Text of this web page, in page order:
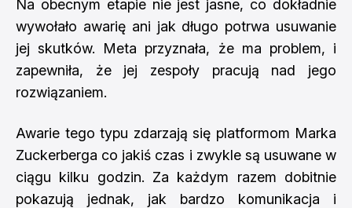
Na obecnym etapie nie jest jasne, co dokładnie
wywołało awarię ani jak długo potrwa usuwanie
jej skutków. Meta przyznała, że ma problem, i
zapewniła, że jej zespoły pracują nad jego
rozwiązaniem.
Awarie tego typu zdarzają się platformom Marka
Zuckerberga co jakiś czas i zwykle są usuwane w
ciągu kilku godzin. Za każdym razem dobitnie
pokazują jednak, jak bardzo komunikacja i